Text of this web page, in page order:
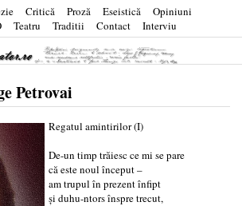
Critică Proză Eseistică
Opiniuni
Teatru Traditii Contact Interviu
Petrovai
Regatul amintirilor (I)
De-un timp trăiesc ce mi se pare
că este noul început –
am trupul în prezent înfipt
și duhu-ntors înspre trecut,